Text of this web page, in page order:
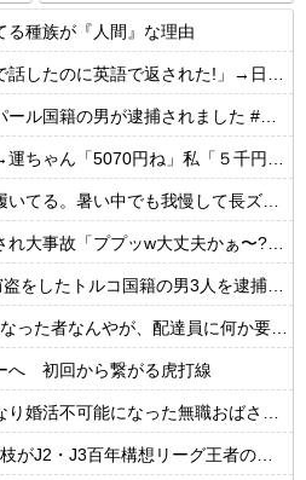
る種族が『人間』な理由
語で返された!」→日本人「まず発音を聞かせろ」
籍の男が逮捕されました #移民 #外国人
れと70円ね」→友人「これタクシー代ね」35円！？これはセコケチ！FO案件！！→スレ民の反応は？？
慢して長ズボン履いてる。半ズボンはモテ無い。厳しいって
ぁ〜?w」→俺「あなたのせいで玉突き事故発生してますが」「え!?」
たトルコ国籍の男3人を逮捕 #移民 #外国人
やが、配達員に何か要望があったら教えてくれ
へ 初回から繋がる虎打線
可能になった無職おばさんの悲惨な末路ww
グ王者の仙台を撃破！槙野監督は恩師・森山監督を相手に白星